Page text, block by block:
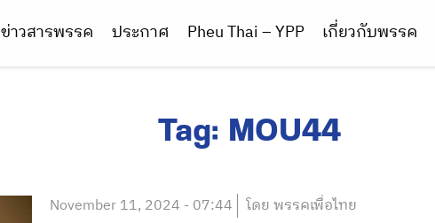
ข่าวสารพรรค ประกาศ Pheu Thai – YPP เกี่ยวกับพรรค
Tag: MOU44
November 11, 2024 - 07:44 โดย พรรคเพื่อไทย